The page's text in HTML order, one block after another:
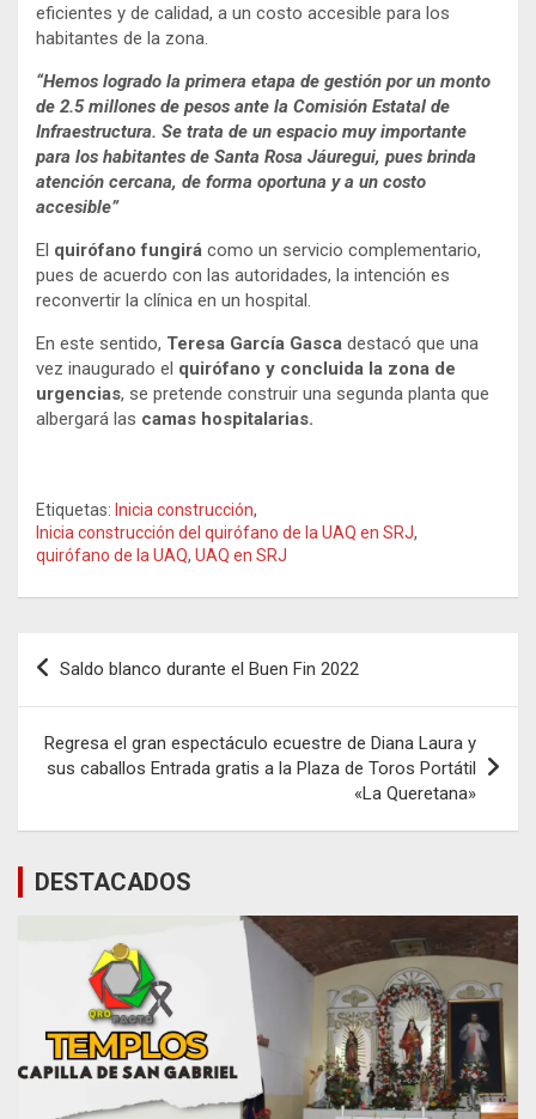
eficientes y de calidad, a un costo accesible para los
habitantes de la zona.
“Hemos logrado la primera etapa de gestión por un monto
de 2.5 millones de pesos ante la Comisión Estatal de
Infraestructura. Se trata de un espacio muy importante
para los habitantes de Santa Rosa Jáuregui, pues brinda
atención cercana, de forma oportuna y a un costo
accesible”
El quirófano fungirá como un servicio complementario,
pues de acuerdo con las autoridades, la intención es
reconvertir la clínica en un hospital.
En este sentido, Teresa García Gasca destacó que una
vez inaugurado el quirófano y concluida la zona de
urgencias, se pretende construir una segunda planta que
albergará las camas hospitalarias.
Etiquetas: Inicia construcción,
Inicia construcción del quirófano de la UAQ en SRJ,
quirófano de la UAQ, UAQ en SRJ
Navegación
entradas
Saldo blanco durante el Buen Fin 2022
Regresa el gran espectáculo ecuestre de Diana Laura y
sus caballos Entrada gratis a la Plaza de Toros Portátil
«La Queretana»
DESTACADOS